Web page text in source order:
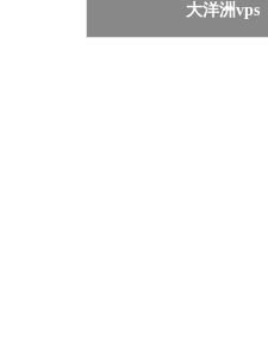
大洋洲vps